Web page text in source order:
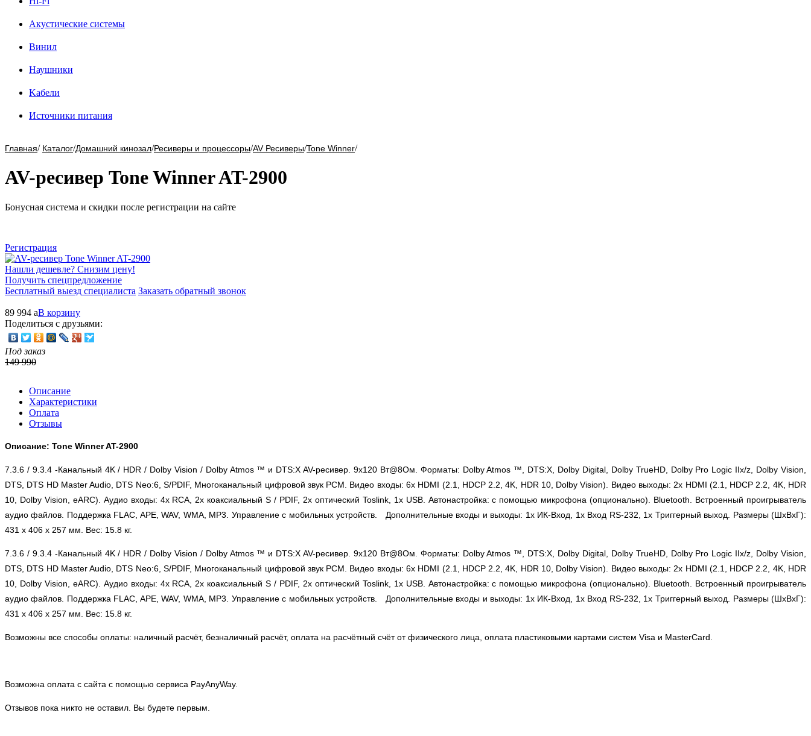
Акустические системы
Винил
Наушники
Kабели
Источники питания
Главная/ Каталог/Домашний кинозал/Ресиверы и процессоры/AV Ресиверы/Tone Winner/
AV-ресивер Tone Winner AT-2900
Бонусная система и скидки после регистрации на сайте
Регистрация
Нашли дешевле? Снизим цену!
Получить спецпредложение
Бесплатный выезд специалиста Заказать обратный звонок
89 994 aВ корзину
Поделиться с друзьями:
Под заказ
149 990
Описание
Характеристики
Оплата
Отзывы
Описание: Tone Winner AT-2900
7.3.6 / 9.3.4 -Канальный 4K / HDR / Dolby Vision / Dolby Atmos ™ и DTS:X AV-ресивер. 9x120 Вт@8Ом. Форматы: Dolby Atmos ™, DTS:X, Dolby Digital, Dolby TrueHD, Dolby Pro Logic IIx/z, Dolby Vision,
DTS, DTS HD Master Audio, DTS Neo:6, S/PDIF, Многоканальный цифровой звук PCM. Видео входы: 6x HDMI (2.1, HDCP 2.2, 4K, HDR 10, Dolby Vision). Видео выходы: 2x HDMI (2.1, HDCP 2.2, 4K, HDR
10, Dolby Vision, eARC). Аудио входы: 4x RCA, 2x коаксиальный S / PDIF, 2x оптический Toslink, 1х USB. Автонастройка: с помощью микрофона (опционально). Bluetooth. Встроенный проигрыватель
аудио файлов. Поддержка FLAC, APE, WAV, WMA, MP3. Управление с мобильных устройств. Дополнительные входы и выходы: 1x ИК-Вход, 1x Вход RS-232, 1x Триггерный выход. Размеры (ШхВхГ):
431 x 406 x 257 мм. Вес: 15.8 кг.
7.3.6 / 9.3.4 -Канальный 4K / HDR / Dolby Vision / Dolby Atmos ™ и DTS:X AV-ресивер. 9x120 Вт@8Ом. Форматы: Dolby Atmos ™, DTS:X, Dolby Digital, Dolby TrueHD, Dolby Pro Logic IIx/z, Dolby Vision,
DTS, DTS HD Master Audio, DTS Neo:6, S/PDIF, Многоканальный цифровой звук PCM. Видео входы: 6x HDMI (2.1, HDCP 2.2, 4K, HDR 10, Dolby Vision). Видео выходы: 2x HDMI (2.1, HDCP 2.2, 4K, HDR
10, Dolby Vision, eARC). Аудио входы: 4x RCA, 2x коаксиальный S / PDIF, 2x оптический Toslink, 1х USB. Автонастройка: с помощью микрофона (опционально). Bluetooth. Встроенный проигрыватель
аудио файлов. Поддержка FLAC, APE, WAV, WMA, MP3. Управление с мобильных устройств. Дополнительные входы и выходы: 1x ИК-Вход, 1x Вход RS-232, 1x Триггерный выход. Размеры (ШхВхГ):
431 x 406 x 257 мм. Вес: 15.8 кг.
Возможны все способы оплаты: наличный расчёт, безналичный расчёт, оплата на расчётный счёт от физического лица, оплата пластиковыми картами систем Visa и MasterCard.
Возможна оплата с сайта с помощью сервиса PayAnyWay.
Отзывов пока никто не оставил. Вы будете первым.